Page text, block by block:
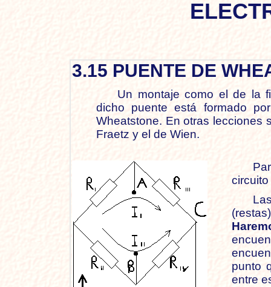
3.15 PUENTE DE
Un montaje como el de la
dicho puente está formado
Wheatstone. En otras lecciones
Fraetz y el de Wien.
punto
entre